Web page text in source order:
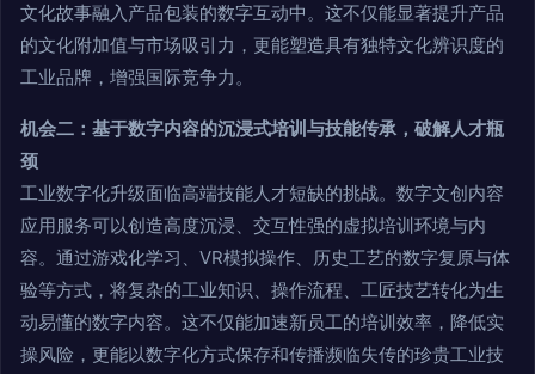
文化故事融入产品包装的数字互动中。这不仅能显著提升产品
的文化附加值与市场吸引力，更能塑造具有独特文化辨识度的
工业品牌，增强国际竞争力。
机会二：基于数字内容的沉浸式培训与技能传承，破解人才瓶
颈
工业数字化升级面临高端技能人才短缺的挑战。数字文创内容
应用服务可以创造高度沉浸、交互性强的虚拟培训环境与内
容。通过游戏化学习、VR模拟操作、历史工艺的数字复原与体
验等方式，将复杂的工业知识、操作流程、工匠技艺转化为生
动易懂的数字内容。这不仅能加速新员工的培训效率，降低实
操风险，更能以数字化方式保存和传播濒临失传的珍贵工业技